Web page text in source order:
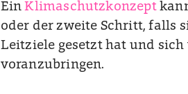
EinKlimaschutzkonzept
oder der zweite Schritt, falls
Leitziele gesetzt hat und
voranzubringen.